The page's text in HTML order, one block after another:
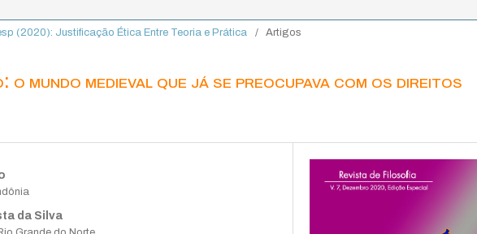
(2020): Justificação Ética Entre Teoria e Prática / Artigos
o mundo medieval que já se preocupava com os direitos
da Silva